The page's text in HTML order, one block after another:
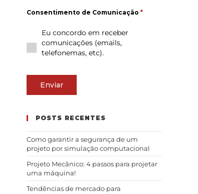
Consentimento de Comunicação *
Eu concordo em receber
comunicações (emails,
telefonemas, etc).
Enviar
POSTS RECENTES
Como garantir a segurança de um
projeto por simulação computacional
Projeto Mecânico: 4 passos para projetar
uma máquina!
Tendências de mercado para